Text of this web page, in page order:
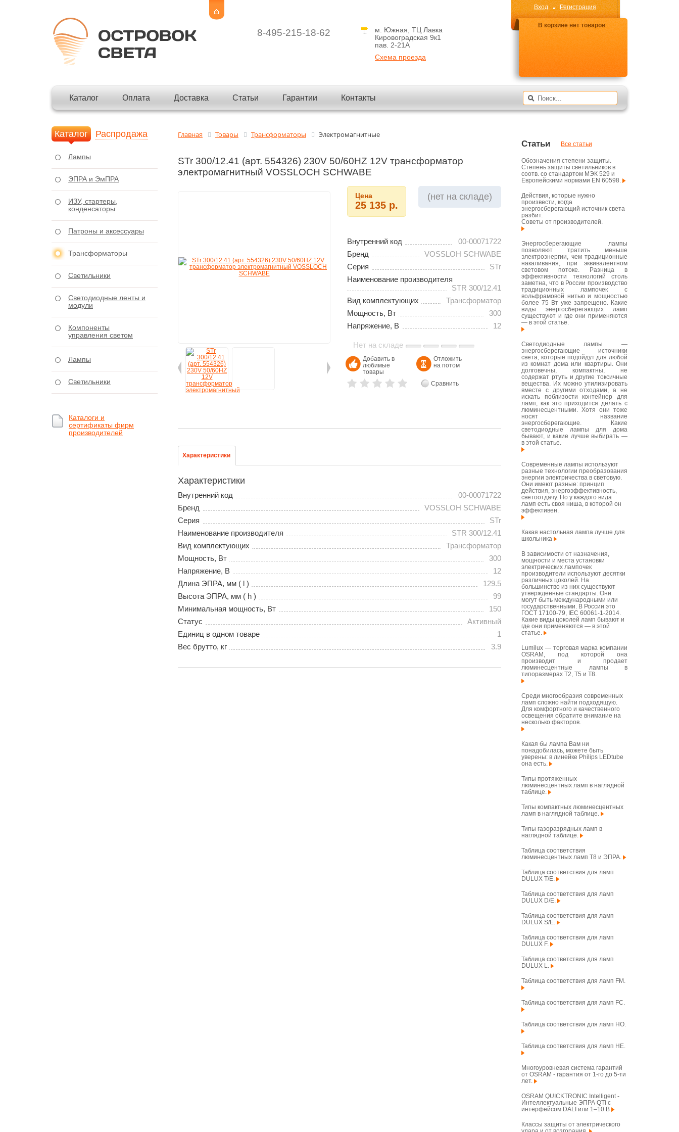
8-495-215-18-62
м. Южная, ТЦ Лавка
Кировоградская 9к1
пав. 2-21A
Схема проезда
Вход Регистрация
В корзине нет товаров
Каталог Оплата Доставка Статьи Гарантии Контакты
Главная Товары Трансформаторы Электромагнитные
STr 300/12.41 (арт. 554326) 230V 50/60HZ 12V трансформатор
электромагнитный VOSSLOCH SCHWABE
Цена
25 135 р.
(нет на складе)
Внутренний код
00-00071722
Бренд
VOSSLOH SCHWABE
Серия
STr
Наименование производителя
STR 300/12.41
Вид комплектующих
Трансформатор
Мощность, Вт
300
Напряжение, В
12
Нет на складе
Добавить в
любимые
товары
Отложить
на потом
Сравнить
Характеристики
Характеристики
Внутренний код
00-00071722
Бренд
VOSSLOH SCHWABE
Серия
STr
Наименование производителя
STR 300/12.41
Вид комплектующих
Трансформатор
Мощность, Вт
300
Напряжение, В
12
Длина ЭПРА, мм ( l )
129.5
Высота ЭПРА, мм ( h )
99
Минимальная мощность, Вт
150
Статус
Активный
Единиц в одном товаре
1
Вес брутто, кг
3.9
Каталог Распродажа
Лампы
ЭПРА и ЭмПРА
ИЗУ, стартеры,
конденсаторы
Патроны и аксессуары
Трансформаторы
Светильники
Светодиодные ленты и
модули
Компоненты
управления светом
Лампы
Светильники
Каталоги и
сертификаты фирм
производителей
Статьи Все статьи
Обозначения степени защиты.
Степень защиты светильников в
соотв. со стандартом МЭК 529 и
Европейскими нормами EN 60598.
Действия, которые нужно
произвести, когда
энергосберегающий источник света
разбит.
Советы от производителей.
Энергосберегающие лампы
позволяют тратить меньше
электроэнергии, чем традиционные
накаливания, при эквивалентном
световом потоке. Разница в
эффективности технологий столь
заметна, что в России производство
традиционных лампочек с
вольфрамовой нитью и мощностью
более 75 Вт уже запрещено. Какие
виды энергосберегающих ламп
существуют и где они применяются
— в этой статье.
Светодиодные лампы —
энергосберегающие источники
света, которые подойдут для любой
из комнат дома или квартиры. Они
долговечны, компактны, не
содержат ртуть и другие токсичные
вещества. Их можно утилизировать
вместе с другими отходами, а не
искать поблизости контейнер для
ламп, как это приходится делать с
люминесцентными. Хотя они тоже
носят название
энергосберегающие. Какие
светодиодные лампы для дома
бывают, и какие лучше выбирать —
в этой статье.
Современные лампы используют
разные технологии преобразования
энергии электричества в световую.
Они имеют разные: принцип
действия, энергоэффективность,
светоотдачу. Но у каждого вида
ламп есть своя ниша, в которой он
эффективен.
Какая настольная лампа лучше для
школьника
В зависимости от назначения,
мощности и места установки
электрических лампочек
производители используют десятки
различных цоколей. На
большинство из них существуют
утвержденные стандарты. Они
могут быть международными или
государственными. В России это
ГОСТ 17100-79, IEC 60061-1-2014.
Какие виды цоколей ламп бывают и
где они применяются — в этой
статье.
Lumilux — торговая марка компании
OSRAM, под которой она
производит и продает
люминесцентные лампы в
типоразмерах T2, T5 и T8.
Среди многообразия современных
ламп сложно найти подходящую.
Для комфортного и качественного
освещения обратите внимание на
несколько факторов.
Какая бы лампа Вам ни
понадобилась, можете быть
уверены: в линейке Philips LEDtube
она есть.
Типы протяженных
люминесцентных ламп в наглядной
таблице.
Типы компактных люминесцентных
ламп в наглядной таблице.
Типы газоразрядных ламп в
наглядной таблице.
Таблица соответствия
люминесцентных ламп T8 и ЭПРА.
Таблица соответствия для ламп
DULUX T/E.
Таблица соответствия для ламп
DULUX D/E.
Таблица соответствия для ламп
DULUX S/E.
Таблица соответствия для ламп
DULUX F.
Таблица соответствия для ламп
DULUX L.
Таблица соответствия для ламп FM.
Таблица соответствия для ламп FC.
Таблица соответствия для ламп HO.
Таблица соответствия для ламп HE.
Многоуровневая система гарантий
от OSRAM - гарантия от 1-го до 5-ти
лет.
OSRAM QUICKTRONIC Intelligent -
Интеллектуальные ЭПРА QTi с
интерфейсом DALI или 1–10 В
Классы защиты от электрического